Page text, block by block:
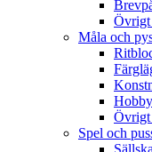
Måla och
Övrigt
Spel och